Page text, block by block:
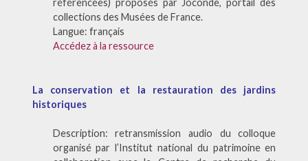
référencées) proposés par Joconde, portail des
collections des Musées de France.
Langue: français
Accédez à la ressource
La conservation et la restauration des jardins
historiques
Description: retransmission audio du colloque
organisé par l’Institut national du patrimoine en